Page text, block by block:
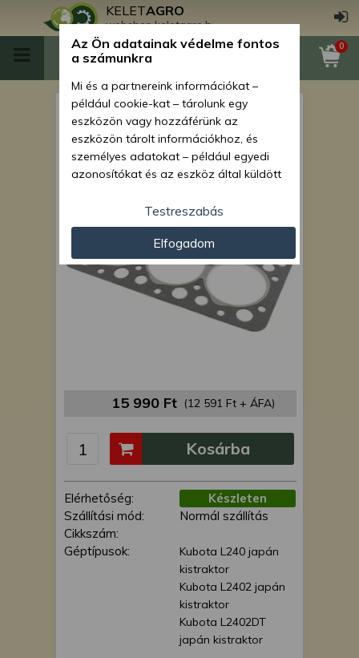
KELETAGRO
webshop.keletagro.hu
0
Hengerfejtömítés Kubota
L2402DT típusú japán
kistraktorhoz
15 990 Ft (12 591 Ft + ÁFA)
Elérhetőség:
Készleten
Szállítási mód:
Normál szállítás
Cikkszám:
Géptípusok:
Kubota L240 japán
kistraktor
Kubota L2402 japán
kistraktor
Kubota L2402DT
japán kistraktor
Kosárba
Az Ön adatainak védelme fontos
a számunkra
Mi és a partnereink információkat –
például cookie-kat – tárolunk egy
eszközön vagy hozzáférünk az
eszközön tárolt információkhoz, és
személyes adatokat – például egyedi
azonosítókat és az eszköz által küldött
személyre szabott hirdetések és
tartalom nyújtásához, hirdetés- és
tartalomméréshez, nézettségi adatok
gyűjtéséhez, valamint termékek
kifejlesztéséhez és a termékek
javításához. Az Ön engedélyével mi és a
partnereink eszközleolvasásos
módszerrel szerzett pontos geolokációs
és a partnereink a fent leírtak szerint
lehetőségként a hozzájárulás
megadása vagy elutasítása előtt
megváltoztathatja beállításait. Felhívjuk
figyelmét, hogy személyes adatainak
bizonyos kezeléséhez nem feltétlenül
szükséges az Ön hozzájárulása, de
jogában áll tiltakozni az ilyen jellegű
adatkezelés ellen. A beállításai csak erre
a weboldalra érvényesek. Erre a
webhelyre visszatérve vagy az
adatvédelmi szabályzatunk segítségével
bármikor megváltoztathatja a
Testreszabás
Elfogadom